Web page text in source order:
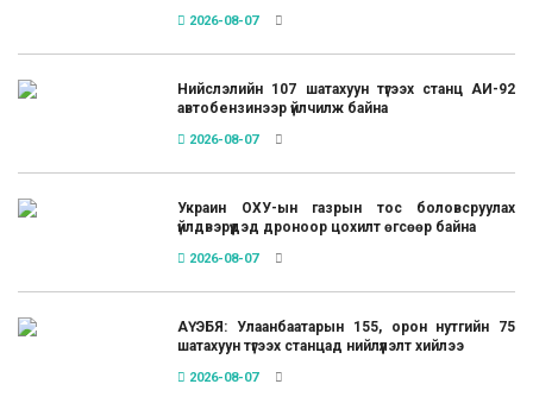
2026-08-07
Нийслэлийн 107 шатахуун түгээх станц АИ-92
автобензинээр үйлчилж байна
2026-08-07
Украин ОХУ-ын газрын тос боловсруулах
үйлдвэрүүдэд дроноор цохилт өгсөөр байна
2026-08-07
АҮЭБЯ: Улаанбаатарын 155, орон нутгийн 75
шатахуун түгээх станцад нийлүүлэлт хийлээ
2026-08-07